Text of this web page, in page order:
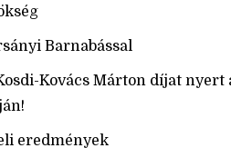
Barnabással
Kovács Márton díjat nyert
eredmények